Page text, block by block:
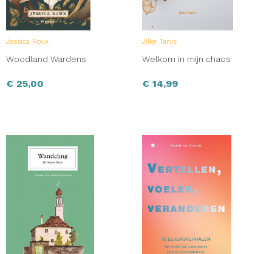
Jessica Roux
Woodland Wardens
€ 25,00
Jilke Tanis
Welkom in mijn chaos
€ 14,99